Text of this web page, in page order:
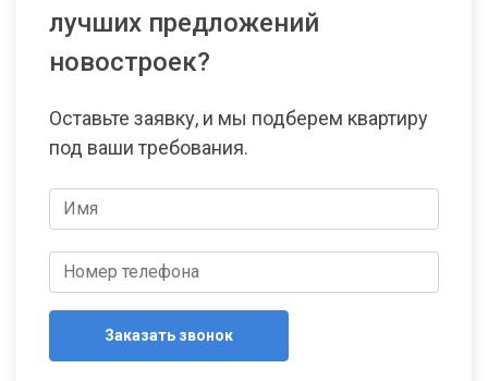
лучших предложений
новостроек?
Оставьте заявку, и мы подберем квартиру
под ваши требования.
Заказать звонок